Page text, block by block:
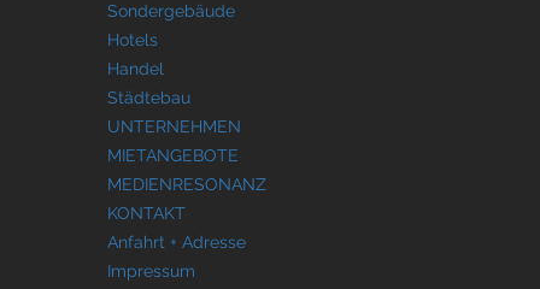
Sondergebäude
Hotels
Handel
Städtebau
UNTERNEHMEN
MIETANGEBOTE
MEDIENRESONANZ
KONTAKT
Anfahrt + Adresse
Impressum